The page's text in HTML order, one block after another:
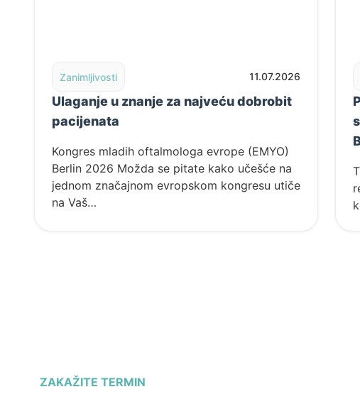
Zanimljivosti 11.07.2026
Ulaganje u znanje za najveću dobrobit
pacijenata
Kongres mladih oftalmologa evrope (EMYO)
Berlin 2026 Možda se pitate kako učešće na
jednom značajnom evropskom kongresu utiče
na Vaš…
ZAKAŽITE TERMIN